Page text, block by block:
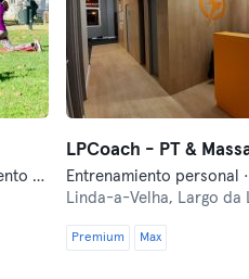
Entrenamiento funcional · Entrenamiento personal
LPCoach - PT &
Entrenamiento personal
Linda-a-Velha, Largo da
Premium Max